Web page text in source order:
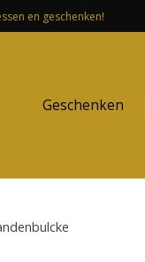
en geschenken!
Geschenken